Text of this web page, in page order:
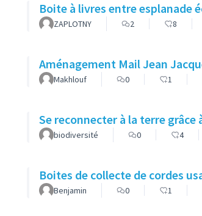
Boite à livres entre esplanade
ZAPLOTNY 2 8
Aménagement Mail Jean
Makhlouf 0 1
Se reconnecter à la terre
biodiversité 0 4
Boites de collecte de cordes
Benjamin 0 1